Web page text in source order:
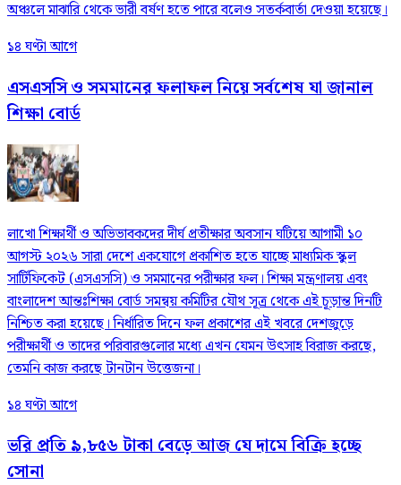
অঞ্চলে মাঝারি থেকে ভারী বর্ষণ হতে পারে বলেও সতর্কবার্তা দেওয়া হয়েছে।
১৪ ঘণ্টা আগে
এসএসসি ও সমমানের ফলাফল নিয়ে সর্বশেষ যা জানাল
শিক্ষা বোর্ড
লাখো শিক্ষার্থী ও অভিভাবকদের দীর্ঘ প্রতীক্ষার অবসান ঘটিয়ে আগামী ১০
আগস্ট ২০২৬ সারা দেশে একযোগে প্রকাশিত হতে যাচ্ছে মাধ্যমিক স্কুল
সার্টিফিকেট (এসএসসি) ও সমমানের পরীক্ষার ফল। শিক্ষা মন্ত্রণালয় এবং
বাংলাদেশ আন্তঃশিক্ষা বোর্ড সমন্বয় কমিটির যৌথ সূত্র থেকে এই চূড়ান্ত দিনটি
নিশ্চিত করা হয়েছে। নির্ধারিত দিনে ফল প্রকাশের এই খবরে দেশজুড়ে
পরীক্ষার্থী ও তাদের পরিবারগুলোর মধ্যে এখন যেমন উৎসাহ বিরাজ করছে,
তেমনি কাজ করছে টানটান উত্তেজনা।
১৪ ঘণ্টা আগে
ভরি প্রতি ৯,৮৫৬ টাকা বেড়ে আজ যে দামে বিক্রি হচ্ছে
সোনা